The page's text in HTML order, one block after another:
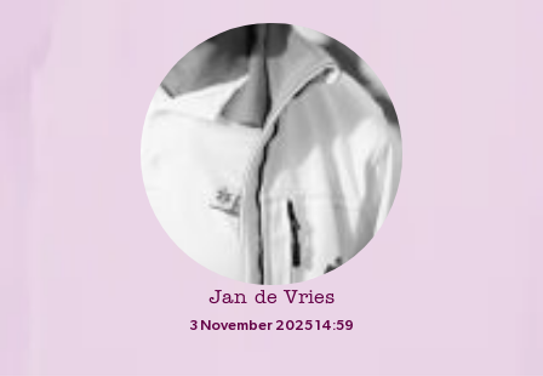
Jan de Vries
3 November 2025 14:59